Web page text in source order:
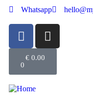
Whatsapp
€ 0.00
0